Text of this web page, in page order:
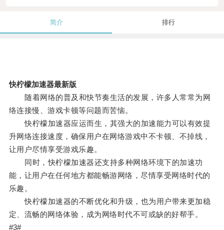
简介 排行
快柠檬加速器最新版
随着网络的普及和快节奏生活的发展，许多人常常为网
络连接慢、游戏卡顿等问题而苦恼。
快柠檬加速器应运而生，其强大的加速能力可以有效提
升网络连接速度，确保用户在网络游戏中不卡顿、不掉线，
让用户尽情享受游戏乐趣。
同时，快柠檬加速器还支持多种网络环境下的加速功
能，让用户在任何地方都能畅游网络，尽情享受网络时代的
乐趣。
快柠檬加速器的不断优化和升级，也为用户带来更加稳
定、流畅的网络体验，成为网络时代不可或缺的好帮手。
#3#